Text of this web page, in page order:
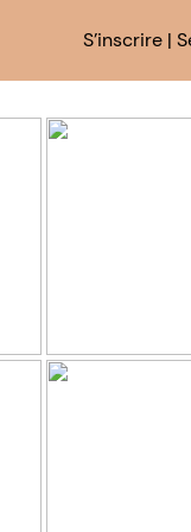
S'inscrire |